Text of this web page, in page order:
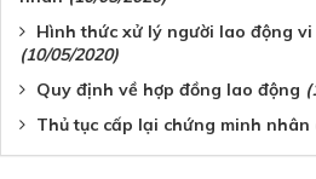
Hình thức xử lý người lao động
(10/05/2020)
Quy định về hợp đồng lao động
Thủ tục cấp lại chứng minh nhân